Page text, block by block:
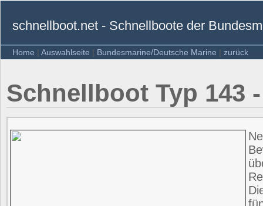
schnellboot.net - Schnellboote der
Home | Auswahlseite | Bundesmarine/Deutsche Marine | zurück
Schnellboot Typ 143